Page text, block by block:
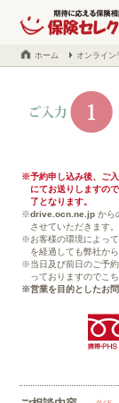
札幌 保険の不
ホーム オンライン
予約申し込み後、ご
にてお送りしますの
了となります。
drive.ocn.ne.jp から
させていただきます。
お客様の環境によっ
を経過しても弊社か
当日及び前日のご予
っておりますのでこ
営業を目的としたお